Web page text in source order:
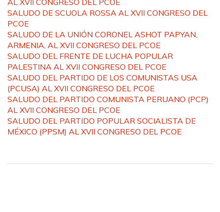
SALUDO DE SCUOLA ROSSA AL XVII CONGRESO DEL
PCOE
SALUDO DE LA UNIÓN CORONEL ASHOT PAPYAN,
ARMENIA, AL XVII CONGRESO DEL PCOE
SALUDO DEL FRENTE DE LUCHA POPULAR
PALESTINA AL XVII CONGRESO DEL PCOE
SALUDO DEL PARTIDO DE LOS COMUNISTAS USA
(PCUSA) AL XVII CONGRESO DEL PCOE
SALUDO DEL PARTIDO COMUNISTA PERUANO (PCP)
AL XVII CONGRESO DEL PCOE
SALUDO DEL PARTIDO POPULAR SOCIALISTA DE
MÉXICO (PPSM) AL XVII CONGRESO DEL PCOE